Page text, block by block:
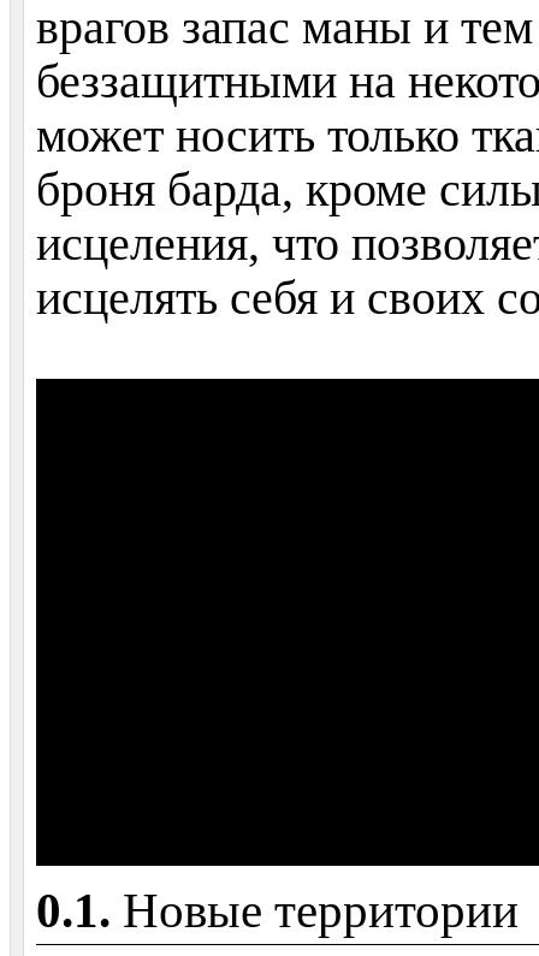
врагов запас маны и
беззащитными на
может носить только
броня барда, кроме
исцеления, что
исцелять себя и своих
Новые территории